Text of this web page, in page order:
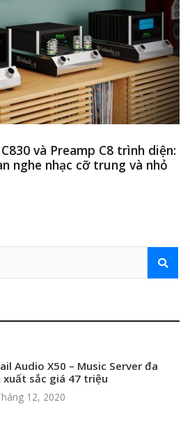
và Preamp C8 trình diện:
nghe nhạc cỡ trung và nhỏ
Audio X50 – Music Server đa
xuất sắc giá 47 triệu
12, 2020